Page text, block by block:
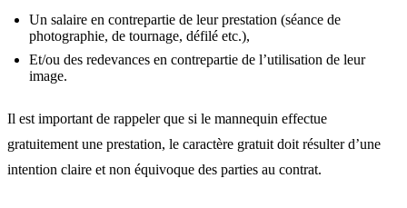
Un salaire en contrepartie de leur prestation (séance de
photographie, de tournage, défilé etc.),
Et/ou des redevances en contrepartie de l’utilisation de leur
image.
Il est important de rappeler que si le mannequin effectue
gratuitement une prestation, le caractère gratuit doit résulter d’une
intention claire et non équivoque des parties au contrat.